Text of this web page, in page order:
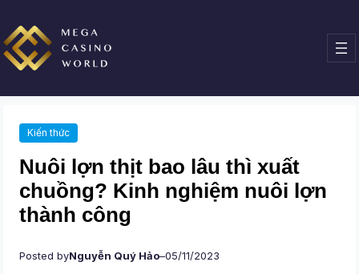
đến
phần
nội
dung
Kiến thức
Nuôi lợn thịt bao lâu thì xuất
chuồng? Kinh nghiệm nuôi lợn
thành công
Posted byNguyễn Quý Hảo–05/11/2023